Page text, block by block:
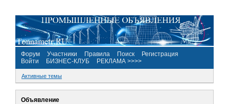
Форум Участники Правила Поиск
Регистрация
Войти
БИЗНЕС-КЛУБ РЕКЛАМА >>>>
Активные темы
Объявление